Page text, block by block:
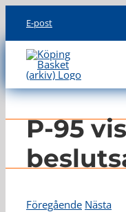
content
E-post
LAG
P-95
Föregående Nästa